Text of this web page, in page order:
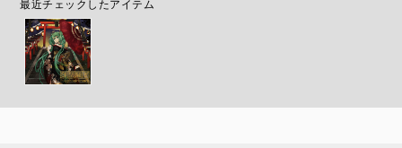
最近チェックしたアイテム